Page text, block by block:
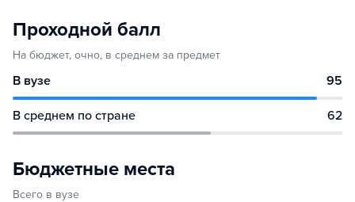
Проходной балл
На бюджет, очно, в среднем за предмет
В вузе 95
В среднем по стране 62
Бюджетные места
Всего в вузе